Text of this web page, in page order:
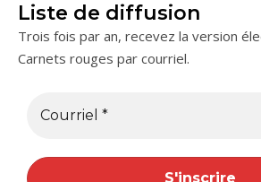
Liste de diffusion
Trois fois par an, recevez la version
Carnets rouges par courriel.